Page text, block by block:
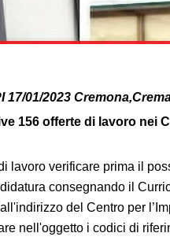
17/01/2023
156 offerte di lavoro nei
lavoro verificare prima il
consegnando il
del Centro per
nell'oggetto i codici di